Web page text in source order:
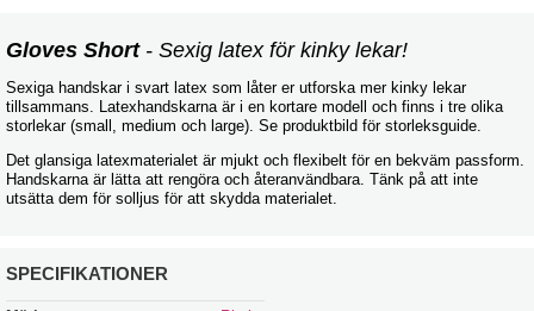
Gloves Short - Sexig latex för kinky lekar!
Sexiga handskar i svart latex som låter er utforska mer kinky lekar
tillsammans. Latexhandskarna är i en kortare modell och finns i tre olika
storlekar (small, medium och large). Se produktbild för storleksguide.
Det glansiga latexmaterialet är mjukt och flexibelt för en bekväm passform.
Handskarna är lätta att rengöra och återanvändbara. Tänk på att inte
utsätta dem för solljus för att skydda materialet.
SPECIFIKATIONER